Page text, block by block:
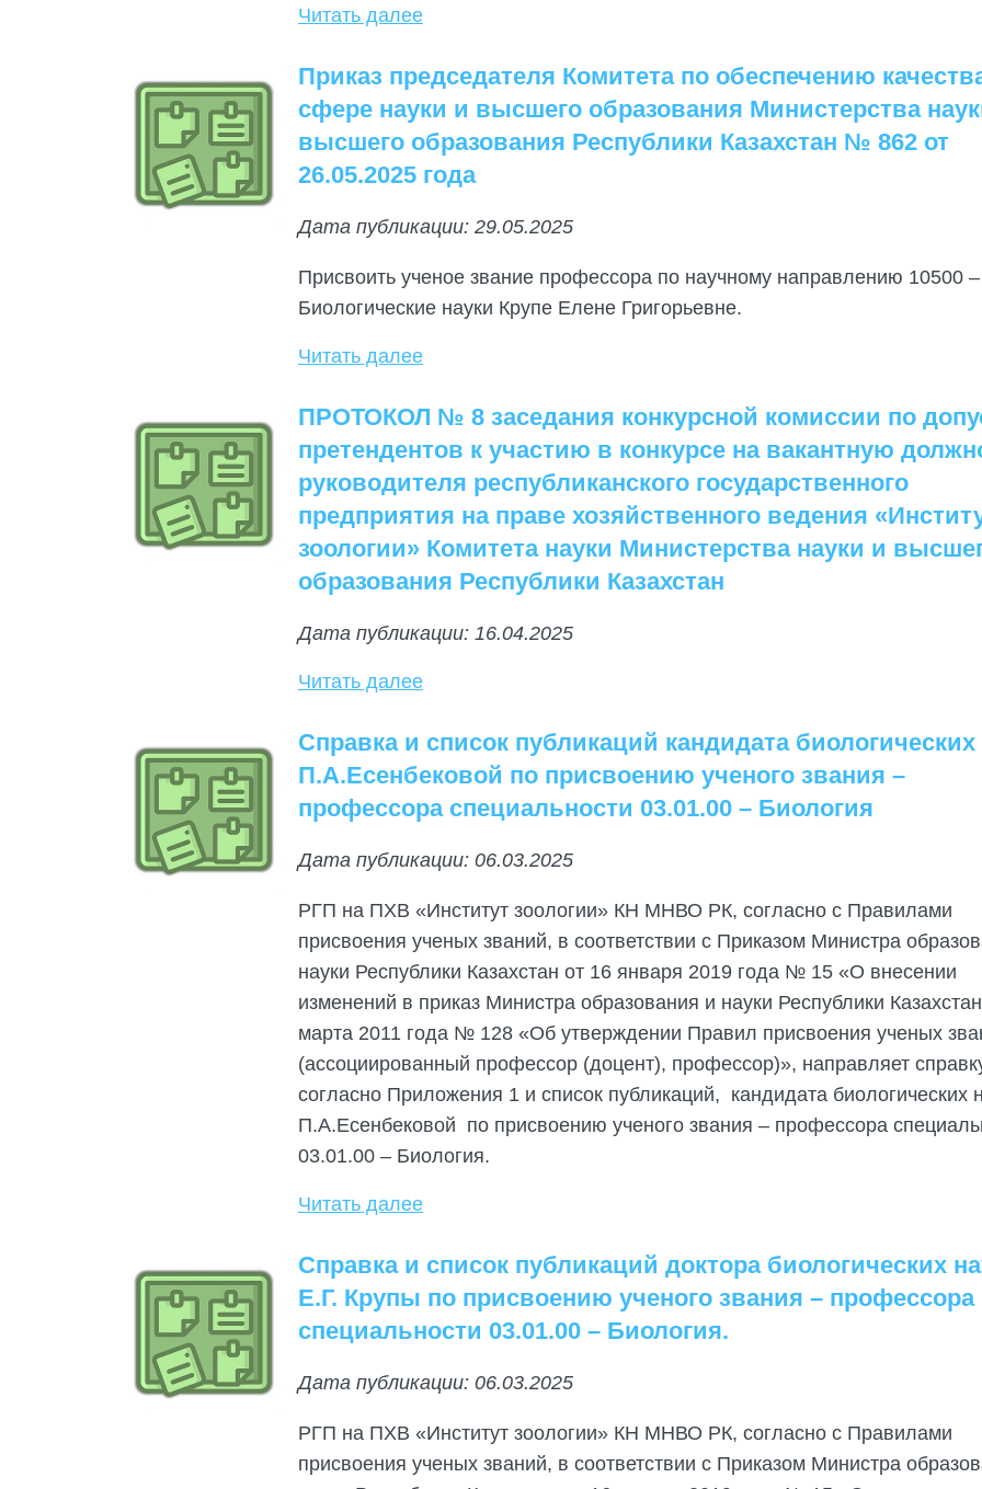
Читать далее
Приказ председателя Комитета по обеспечению
сфере науки и высшего образования Министерства
высшего образования Республики Казахстан № 862 от
26.05.2025 года
Дата публикации: 29.05.2025
Присвоить ученое звание профессора по научному направлению 10500 –
Биологические науки Крупе Елене Григорьевне.
Читать далее
ПРОТОКОЛ № 8 заседания конкурсной комиссии по
претендентов к участию в конкурсе на вакантную
руководителя республиканского государственного
предприятия на праве хозяйственного ведения
зоологии» Комитета науки Министерства науки и
образования Республики Казахстан
Дата публикации: 16.04.2025
Читать далее
Справка и список публикаций кандидата биологических
П.А.Есенбековой по присвоению ученого звания –
профессора специальности 03.01.00 – Биология
Дата публикации: 06.03.2025
РГП на ПХВ «Институт зоологии» КН МНВО РК, согласно с Правилами
присвоения ученых званий, в соответствии с Приказом Министра
науки Республики Казахстан от 16 января 2019 года № 15 «О внесении
изменений в приказ Министра образования и науки Республики
марта 2011 года № 128 «Об утверждении Правил присвоения ученых
(ассоциированный профессор (доцент), профессор)», направляет
согласно Приложения 1 и список публикаций, кандидата биологических
П.А.Есенбековой по присвоению ученого звания – профессора
03.01.00 – Биология.
Читать далее
Справка и список публикаций доктора биологических
Е.Г. Крупы по присвоению ученого звания – профессора
специальности 03.01.00 – Биология.
Дата публикации: 06.03.2025
РГП на ПХВ «Институт зоологии» КН МНВО РК, согласно с Правилами
присвоения ученых званий, в соответствии с Приказом Министра